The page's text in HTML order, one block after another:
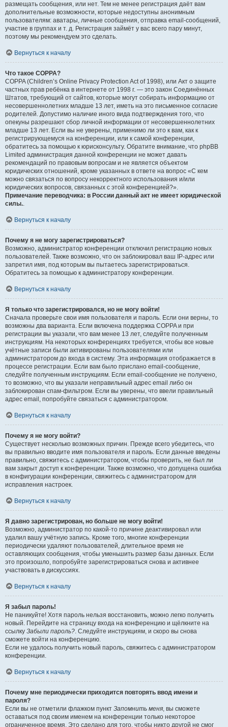
размещать сообщения, или нет. Тем не менее регистрация даёт вам
дополнительные возможности, которые недоступны анонимным
пользователям: аватары, личные сообщения, отправка email-сообщений,
участие в группах и т. д. Регистрация займёт у вас всего пару минут,
поэтому мы рекомендуем это сделать.
Вернуться к началу
Что такое COPPA?
COPPA (Children’s Online Privacy Protection Act of 1998), или Акт о защите
частных прав ребёнка в интернете от 1998 г. — это закон Соединённых
Штатов, требующий от сайтов, которые могут собирать информацию от
несовершеннолетних младше 13 лет, иметь на это письменное согласие
родителей. Допустимо наличие иного вида подтверждения того, что
опекуны разрешают сбор личной информации от несовершеннолетних
младше 13 лет. Если вы не уверены, применимо ли это к вам, как к
регистрирующемуся на конференции, или к самой конференции,
обратитесь за помощью к юрисконсульту. Обратите внимание, что phpBB
Limited администрация данной конференции не может давать
рекомендаций по правовым вопросам и не является объектом
юридических отношений, кроме указанных в ответе на вопрос «С кем
можно связаться по вопросу некорректного использования и/или
юридических вопросов, связанных с этой конференцией?».
Примечание переводчика: в России данный акт не имеет юридической
силы..
Вернуться к началу
Почему я не могу зарегистрироваться?
Возможно, администратор конференции отключил регистрацию новых
пользователей. Также возможно, что он заблокировал ваш IP-адрес или
запретил имя, под которым вы пытаетесь зарегистрироваться.
Обратитесь за помощью к администратору конференции.
Вернуться к началу
Я только что зарегистрировался, но не могу войти!
Сначала проверьте свои имя пользователя и пароль. Если они верны, то
возможны два варианта. Если включена поддержка COPPA и при
регистрации вы указали, что вам менее 13 лет, следуйте полученным
инструкциям. На некоторых конференциях требуется, чтобы все новые
учётные записи были активированы пользователями или
администратором до входа в систему. Эта информация отображается в
процессе регистрации. Если вам было прислано email-сообщение,
следуйте полученным инструкциям. Если email-сообщение не получено,
то возможно, что вы указали неправильный адрес email либо он
заблокирован спам-фильтром. Если вы уверены, что ввели правильный
адрес email, попробуйте связаться с администратором.
Вернуться к началу
Почему я не могу войти?
Существует несколько возможных причин. Прежде всего убедитесь, что
вы правильно вводите имя пользователя и пароль. Если данные введены
правильно, свяжитесь с администратором, чтобы проверить, не был ли
вам закрыт доступ к конференции. Также возможно, что допущена ошибка
в конфигурации конференции, свяжитесь с администратором для
исправления настроек.
Вернуться к началу
Я давно зарегистрирован, но больше не могу войти!
Возможно, администратор по какой-то причине деактивировал или
удалил вашу учётную запись. Кроме того, многие конференции
периодически удаляют пользователей, длительное время не
оставляющих сообщения, чтобы уменьшить размер базы данных. Если
это произошло, попробуйте зарегистрироваться снова и активнее
участвовать в дискуссиях.
Вернуться к началу
Я забыл пароль!
Не паникуйте! Хотя пароль нельзя восстановить, можно легко получить
новый. Перейдите на страницу входа на конференцию и щёлкните на
ссылку Забыли пароль?. Следуйте инструкциям, и скоро вы снова
сможете войти на конференцию.
Если не удалось получить новый пароль, свяжитесь с администратором
конференции.
Вернуться к началу
Почему мне периодически приходится повторять ввод имени и
пароля?
Если вы не отметили флажком пункт Запомнить меня, вы сможете
оставаться под своим именем на конференции только некоторое
ограниченное время. Это сделано для того, чтобы никто другой не смог